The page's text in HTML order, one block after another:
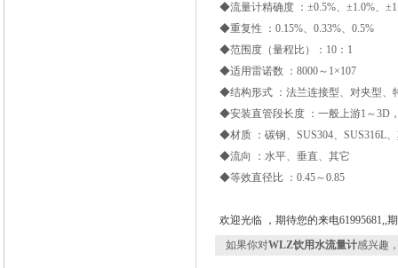
◆流量计精确度 ：±0.5%、±1.0%、
◆重复性 ：0.15%、0.33%、0.5%
◆范围度（量程比）：10：1
◆适用雷诺数 ：8000～1×107
◆结构形式 ：法兰连接型、对夹型、
◆安装直管段长度 ：一般上游1～3D
◆材质 ：碳钢、SUS304、SUS316L
◆流向 ：水平、垂直、其它
◆等效直径比 ：0.45～0.85
欢迎光临 ，期待您的来电61995681,,
如果你对WLZ饮用水流量计感兴趣